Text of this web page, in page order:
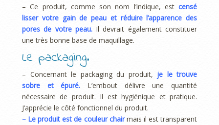
– Ce produit, comme son nom l’indique, estcensé
lisser votre gain de peau et réduire l’apparence des
pores de votre peau. Il devrait également constituer
une très bonne base de maquillage.
Le packaging.
– Concernant le packaging du produit, je le trouve
sobre et épuré.
L’embout délivre une quantité
nécessaire de produit. Il est hygiénique et pratique.
J’apprécie le côté fonctionnel du produit.
– Le produit est de couleur chair mais il est transparent